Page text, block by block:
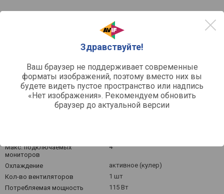
Здравствуйте!
Ваш браузер не поддерживает современные
форматы изображений, поэтому вместо них вы
будете видеть пустое пространство или надпись
«Нет изображения». Рекомендуем обновить
браузер до актуальной версии
PCI-E v4.0 / x8 /
Разъемы подключения
1 шт
Версия HDMI
v.2.1
DisplayPort
3 шт
Версия DisplayPort
v.1.4a
Макс. подключаемых
мониторов
4
Охлаждение
активное (кулер)
Кол-во вентиляторов
1 шт
Потребляемая мощность
115 Вт